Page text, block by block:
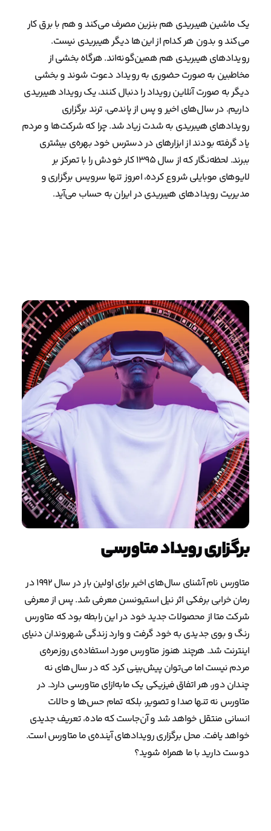
یک ماشین هیبریدی هم بنزین مصرف می‌کند و هم با برق کار
می‌کند و بدون هر کدام از این‌ها دیگر هیبریدی نیست.
رویدادهای هیبریدی هم همین‌گونه‌اند. هرگاه بخشی از
مخاطبین به صورت حضوری به رویداد دعوت شوند و بخشی
دیگر به صورت آنلاین رویداد را دنبال کنند، یک رویداد هیبریدی
داریم. در سال‌های اخیر و پس از پاندمی، ترند برگزاری
رویدادهای هیبریدی به شدت زیاد شد. چرا که شرکت‌ها و مردم
یاد گرفته بودند از ابزارهای در دسترس خود بهره‌ی بیشتری
ببرند. لحظه‌نگار که از سال ۱۳۹۵ کار خودش را با تمرکز بر
لایوهای موبایلی شروع کرده، امروز تنها سرویس برگزاری و
مدیریت رویدادهای هیبریدی در ایران به حساب می‌آید.
برگزاری رویداد متاورسی
متاورس نام آشنای سال‌های اخیر برای اولین بار در سال ۱۹۹۲ در
رمان خرابی برفکی اثر نیل استیونسن معرفی شد. پس از معرفی
شرکت متا از محصولات جدید خود در این رابطه بود که متاورس
رنگ و بوی جدیدی به خود گرفت و وارد زندگی شهروندان دنیای
اینترنت شد. هرچند هنوز متاورس مورد استفاده‌ی روزمره‌ی
مردم نیست اما می‌توان پیش‌بینی کرد که در سال‌های نه
چندان دور، هر اتفاق فیزیکی یک ما‌به‌ازای متاورسی دارد. در
متاورس نه تنها صدا و تصویر، بلکه تمام حس‌ها و حالات
انسانی منتقل خواهد شد و آن‌جاست که ماده، تعریف جدیدی
خواهد یافت. محل برگزاری رویدادهای آینده‌ی ما متاورس است.
دوست دارید با ما همراه شوید؟